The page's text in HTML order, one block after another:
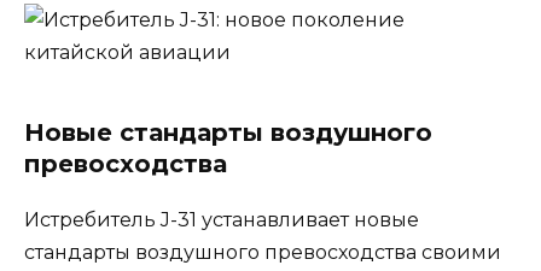
Новые стандарты воздушного
превосходства
Истребитель J-31 устанавливает новые
стандарты воздушного превосходства своими